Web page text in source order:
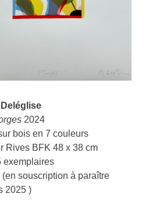
2024
bois en 7 couleurs
Rives BFK 48 x 38 cm
exemplaires
souscription à paraître
2025 )